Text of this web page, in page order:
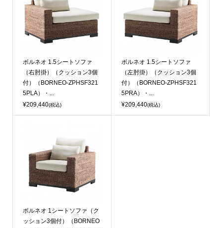
ボルネオ 1.5シートソファ
（右肘掛）（クッション3個
付）（BORNEO-ZPHSF321
5PLA）・...
¥209,440(税込)
ボルネオ 1.5シートソファ
（左肘掛）（クッション3個
付）（BORNEO-ZPHSF321
5PRA）・...
¥209,440(税込)
ボルネオ 1シートソファ（ク
ッション3個付）（BORNEO